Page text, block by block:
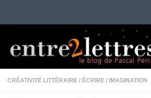
CRÉATIVITÉ LITTÉRAIRE / ÉCRIRE / IMAGINATION